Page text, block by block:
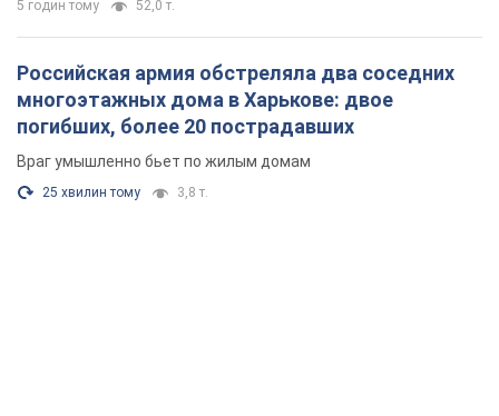
5 годин тому 52,0 т.
Российская армия обстреляла два соседних
многоэтажных дома в Харькове: двое
погибших, более 20 пострадавших
Враг умышленно бьет по жилым домам
25 хвилин тому 3,8 т.